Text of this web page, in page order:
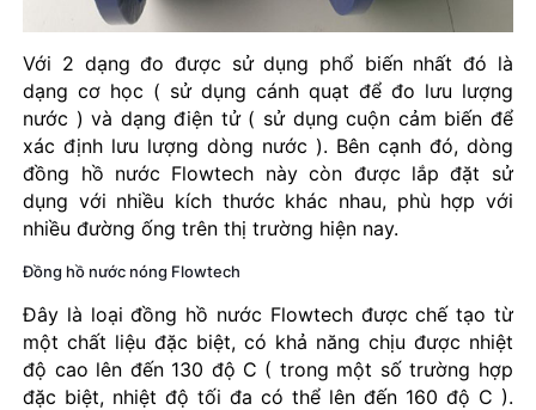
Với 2 dạng đo được sử dụng phổ biến nhất đó là
dạng cơ học ( sử dụng cánh quạt để đo lưu lượng
nước ) và dạng điện tử ( sử dụng cuộn cảm biến để
xác định lưu lượng dòng nước ). Bên cạnh đó, dòng
đồng hồ nước Flowtech này còn được lắp đặt sử
dụng với nhiều kích thước khác nhau, phù hợp với
nhiều đường ống trên thị trường hiện nay.
Đồng hồ nước nóng Flowtech
Đây là loại đồng hồ nước Flowtech được chế tạo từ
một chất liệu đặc biệt, có khả năng chịu được nhiệt
độ cao lên đến 130 độ C ( trong một số trường hợp
đặc biệt, nhiệt độ tối đa có thể lên đến 160 độ C ).